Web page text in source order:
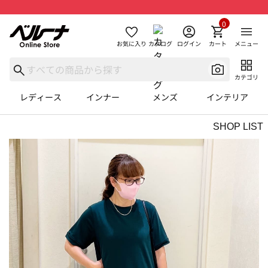
お気に入り カタログ ログイン カート
0
メニュー
カテゴリ
レディース インナー メンズ インテリア
SHOP LIST